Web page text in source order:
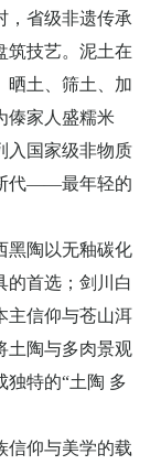
，省级非遗传承
筑技艺。泥土在
晒土、筛土、加
傣家人盛糯米
入国家级非物质
代——最年轻的
黑陶以无釉碳化
的首选；剑川白
主信仰与苍山洱
土陶与多肉景观
独特的“土陶 多
信仰与美学的载